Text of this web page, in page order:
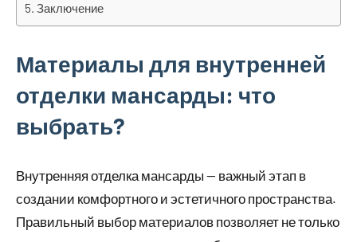
Заключение
Материалы для внутренней
отделки мансарды: что
выбрать?
Внутренняя отделка мансарды — важный этап в
создании комфортного и эстетичного пространства.
Правильный выбор материалов позволяет не только